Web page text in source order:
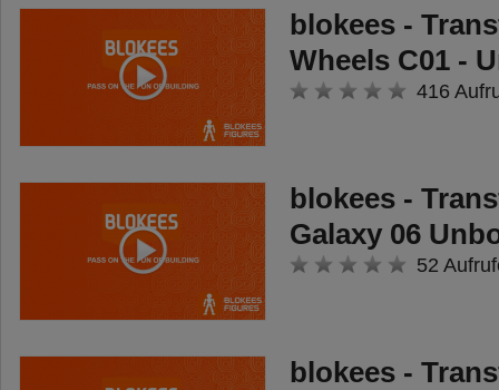
Auto mit Wasser (idealerweise
destilliert) gefüllt und die rechte
Taste der Fernbedienung gedrückt
wird, steigt aus zwei Öffnungen
Licht wird über die linke Taste
gesteuert und lässt das Auto im
Rauchnebel leuchten. So wird
jede Fahrt mit dem RC Rennauto
blokees -
Wheels C01 -
416
blokees -
Galaxy 06
52
blokees -